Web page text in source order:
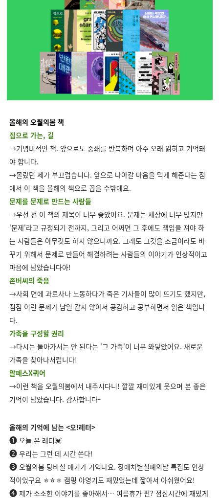
올해의 오월의봄 책
집으로 가는, 길
→기념비적인 책. 앞으로도 중쇄를 반복하며 아주 오래 읽히고 기억돼
야 합니다.
→몰랐던 제가 부끄럽습니다. 앞으로 나아갈 마음을 먹게 해준다는 점
에서 이 책을 올해의 책으로 꼽을 수밖에요.
문제를 문제로 만드는 사람들
→우선 전 이 책의 제목이 너무 좋았어요. 문제는 세상에 너무 많지만
'문제'라고 규정되기 전까지, 그리고 어쩌면 그 후에도 책임을 져야 하
는 사람들은 아무것도 하지 않으니까요. 그래도 그것을 조금이라도 바
꾸기 위해서 문제로 만들어 해결하려는 사람들의 이야기가 인상적이고
마음에 남았습니다아!
존버씨의 죽음
→사회 면에 과로사나 노동하다가 죽은 기사들이 많이 뜨기도 했지만,
점점 이런 문제가 남일 같지 않아서 공감하고 공부하면서 읽은 책입니
다.
가족을 구성할 권리
→다시는 돌아가서는 안 된다는 '그 가족'이 너무 와닿았어요. 새로운
가족을 찾아나서렵니다!
알페스X퀴어
→이런 책을 오월의봄에서 내주시다니! 깔깔 재미있게 웃으며 본 좋은
기억이 남았습니다. 감사합니다~
올해의 기억에 남는 <오!레터>
➊ 오늘 온 레터💓
➋ 우리는 그런 데 시간 쓴다!
➌ 오월의봄 탕비실 얘기가 기억나요. 장애차별철폐의날 특집도 인상
적이었구요 ㅎㅎㅎ 캠핑 야영기도 재밌었는데 짧아서 아쉬웠어요!
➍ 제가 소소한 이야기를 좋아해서… 여름휴가 편? 점심시간에 재밌게